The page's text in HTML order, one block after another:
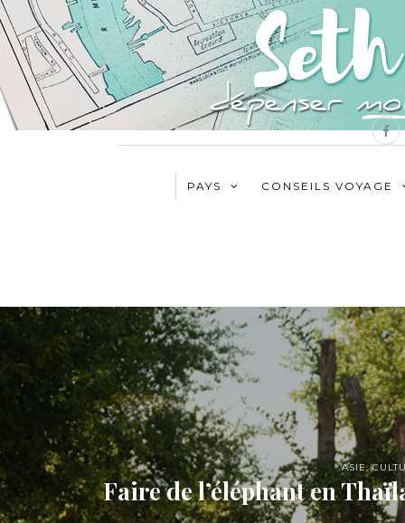
PAYS CONSEILS VOYAGE
ASIE,
Faire de l’éléphant en